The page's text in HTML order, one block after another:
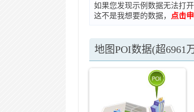
如果您发现示例数据无法打
这不是我想要的数据，
点击
地图POI数据(超6961